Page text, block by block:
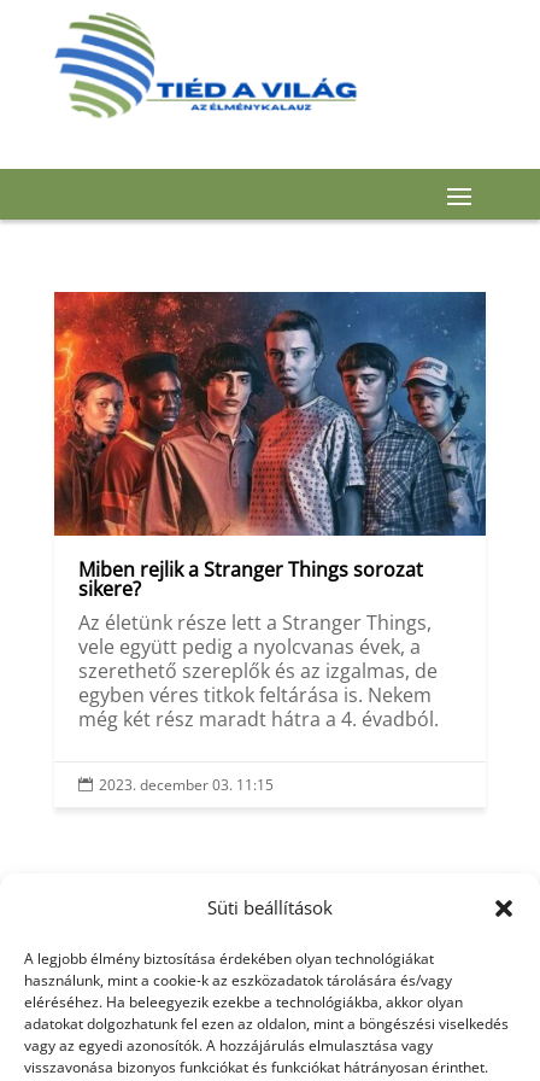
Süti beállítások
A legjobb élmény biztosítása érdekében olyan technológiákat
használunk, mint a cookie-k az eszközadatok tárolására és/vagy
eléréséhez. Ha beleegyezik ezekbe a technológiákba, akkor olyan
adatokat dolgozhatunk fel ezen az oldalon, mint a böngészési viselkedés
vagy az egyedi azonosítók. A hozzájárulás elmulasztása vagy
visszavonása bizonyos funkciókat és funkciókat hátrányosan érinthet.
Miben rejlik a Stranger Things sorozat
sikere?
Az életünk része lett a Stranger Things,
vele együtt pedig a nyolcvanas évek, a
szerethető szereplők és az izgalmas, de
egyben véres titkok feltárása is. Nekem
még két rész maradt hátra a 4. évadból.
 2023. december 03. 11:15